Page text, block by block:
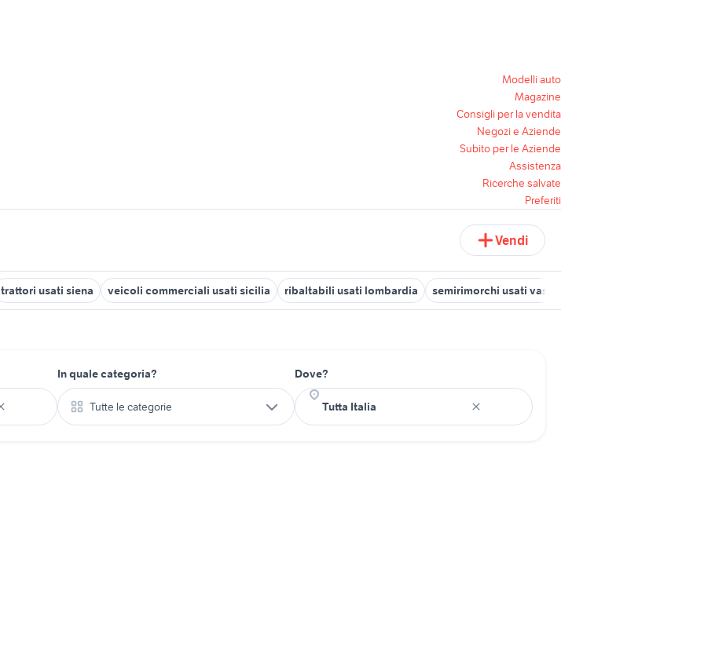
Modelli auto
Magazine
Consigli per la vendita
Negozi e Aziende
Subito per le Aziende
Assistenza
Ricerche salvate
Preferiti
Vendi
trattori usati siena veicoli commerciali usati sicilia ribaltabili usati lombardia semirimorchi usati vasche
In quale categoria?
Tutte le categorie
Dove?